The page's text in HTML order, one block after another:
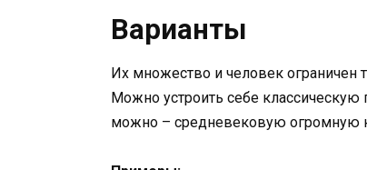
Варианты
Их множество и человек
Можно устроить себе
можно – средневековую огромную